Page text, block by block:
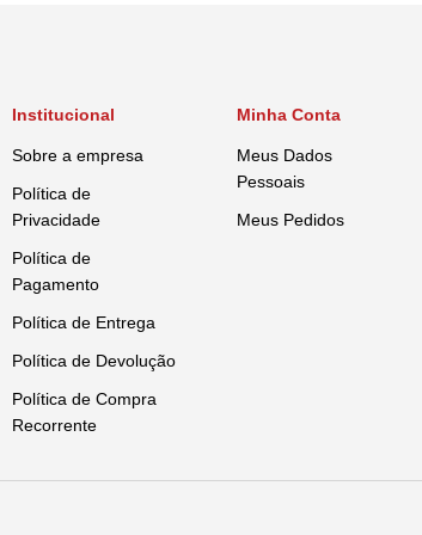
Institucional
Sobre a empresa
Política de
Privacidade
Política de
Pagamento
Política de Entrega
Política de Devolução
Política de Compra
Recorrente
Minha Conta
Meus Dados
Pessoais
Meus Pedidos